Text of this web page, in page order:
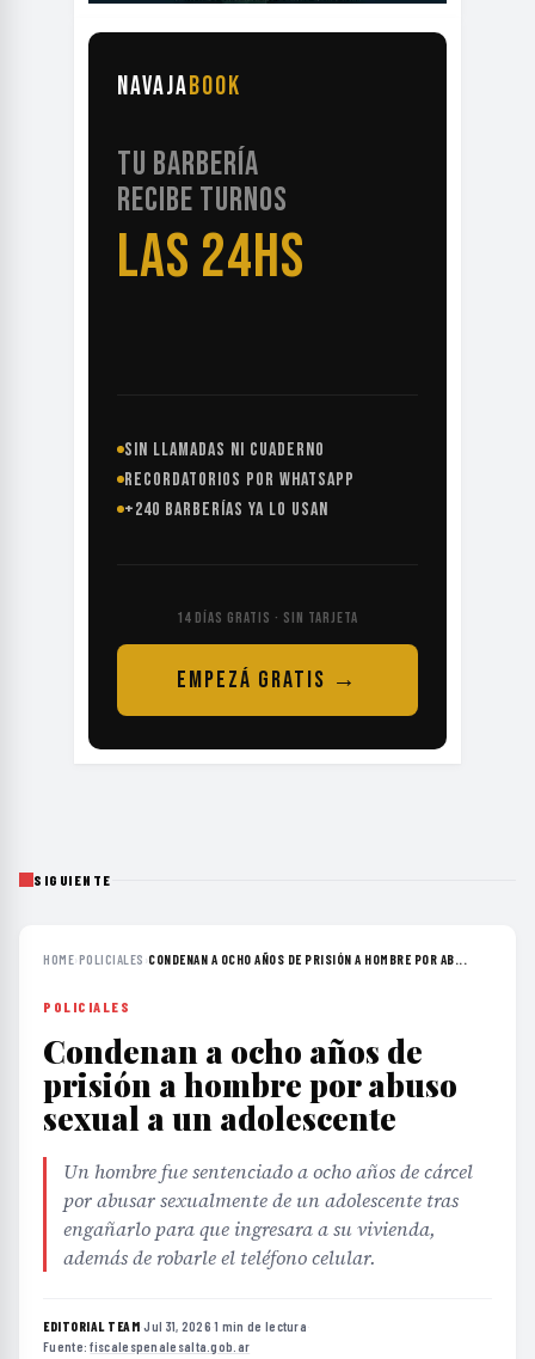
NAVAJABOOK
TU BARBERÍA
RECIBE TURNOS
LAS 24HS
SIN LLAMADAS NI CUADERNO
RECORDATORIOS POR WHATSAPP
+240 BARBERÍAS YA LO USAN
14 DÍAS GRATIS · SIN TARJETA
EMPEZÁ GRATIS →
SIGUIENTE
HOME›POLICIALES ›CONDENAN A OCHO AÑOS DE PRISIÓN A HOMBRE POR AB...
POLICIALES
Condenan a ocho años de
prisión a hombre por abuso
sexual a un adolescente
Un hombre fue sentenciado a ocho años de cárcel
por abusar sexualmente de un adolescente tras
engañarlo para que ingresara a su vivienda,
además de robarle el teléfono celular.
EDITORIAL TEAM·Jul 31, 2026·1 min de lectura·
Fuente:fiscalespenalesalta.gob.ar